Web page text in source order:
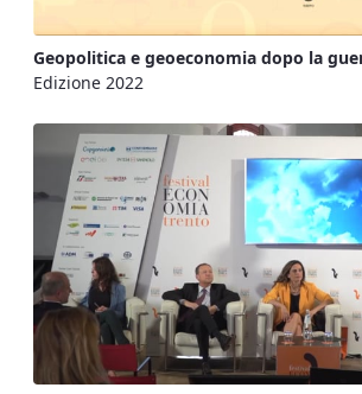
Geopolitica e geoeconomia dopo la
Edizione 2022